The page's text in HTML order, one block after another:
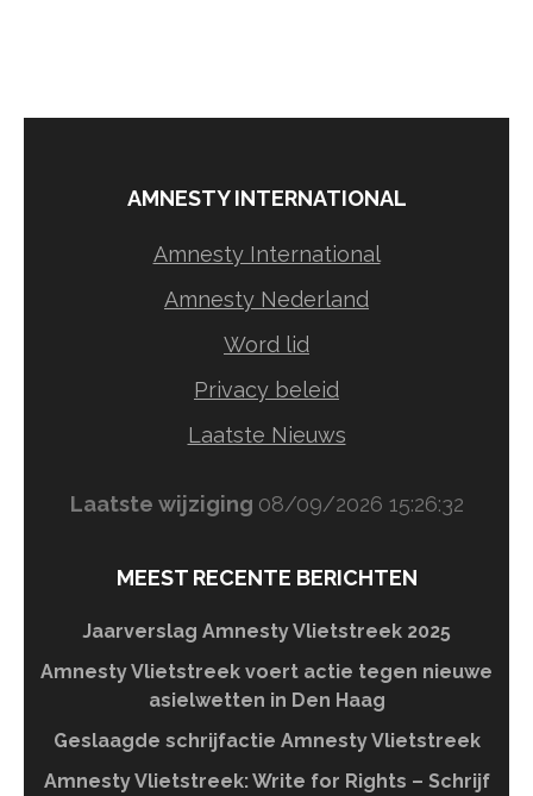
AMNESTY INTERNATIONAL
Amnesty International
Amnesty Nederland
Word lid
Privacy beleid
Laatste Nieuws
Laatste wijziging 08/09/2026 15:26:32
MEEST RECENTE BERICHTEN
Jaarverslag Amnesty Vlietstreek 2025
Amnesty Vlietstreek voert actie tegen nieuwe
asielwetten in Den Haag
Geslaagde schrijfactie Amnesty Vlietstreek
Amnesty Vlietstreek: Write for Rights – Schrijf